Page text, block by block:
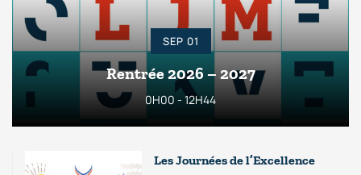
SEP 01
Rentrée 2026 – 2027
0H00 - 12H44
Les Journées de l’Excellence